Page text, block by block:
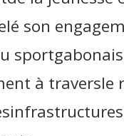
son
à traversle